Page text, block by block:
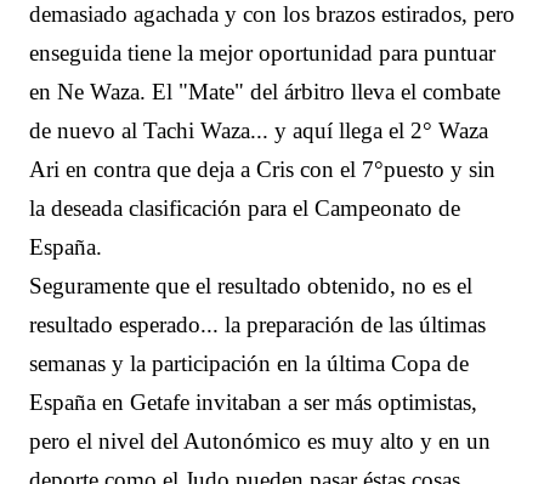
demasiado agachada y con los brazos estirados, pero
enseguida tiene la mejor oportunidad para puntuar
en Ne Waza. El "Mate" del árbitro lleva el combate
de nuevo al Tachi Waza... y aquí llega el 2° Waza
Ari en contra que deja a Cris con el 7°puesto y sin
la deseada clasificación para el Campeonato de
España.
Seguramente que el resultado obtenido, no es el
resultado esperado... la preparación de las últimas
semanas y la participación en la última Copa de
España en Getafe invitaban a ser más optimistas,
pero el nivel del Autonómico es muy alto y en un